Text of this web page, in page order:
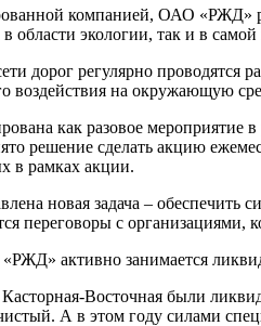
компанией, ОАО «РЖД»
области экологии, так и в
дорог регулярно
воздействия на окружающую
как разовое
решение сделать акцию
в рамках акции.
новая задача –
переговоры с
активно занимается
Восточная были
чистый. А в этом году силами